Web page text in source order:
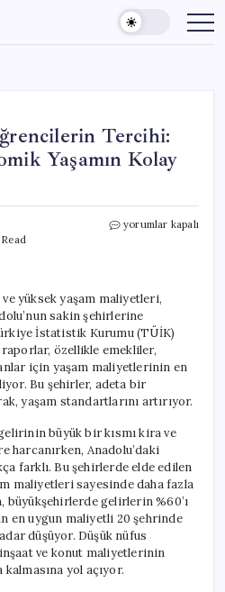
Tercihi:
Yaşamın Kolay
Emeklilerin
Ekonomik
Yaşamın
Kolay
Olduğu
Şehirler
için
yorumlar kapalı
yüksek yaşam maliyetleri,
sakin şehirlerine
İstatistik Kurumu (TÜİK)
özellikle emekliler,
için yaşam maliyetlerinin en
Bu şehirler, adeta bir
yaşam standartlarını artırıyor.
büyük bir kısmı kira ve
harcanırken, Anadolu’daki
farklı. Bu şehirlerde elde edilen
maliyetleri sayesinde daha fazla
büyükşehirlerde gelirlerin %60’ı
en uygun maliyetli 20 şehrinde
düşüyor. Düşük nüfus
ve konut maliyetlerinin
yol açıyor.